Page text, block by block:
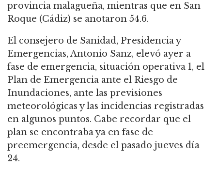
provincia malagueña, mientras que en San
Roque (Cádiz) se anotaron 54.6.
El consejero de Sanidad, Presidencia y
Emergencias, Antonio Sanz, elevó ayer a
fase de emergencia, situación operativa 1, el
Plan de Emergencia ante el Riesgo de
Inundaciones, ante las previsiones
meteorológicas y las incidencias registradas
en algunos puntos. Cabe recordar que el
plan se encontraba ya en fase de
preemergencia, desde el pasado jueves día
24.